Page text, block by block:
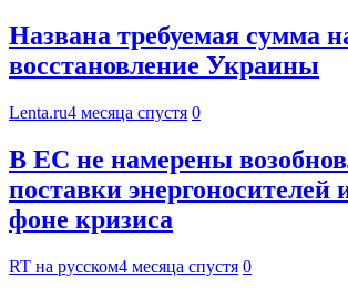
Названа требуемая сумма
восстановление Украины
Lenta.ru4 месяца спустя 0
В ЕС не намерены
поставки энергоносителей
фоне кризиса
RT на русском4 месяца спустя 0